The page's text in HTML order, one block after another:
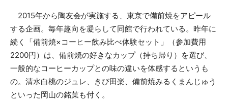
2015年から陶友会が実施する、東京で備前焼をアピール
する企画。毎年趣向を凝らして同館で行われている。昨年に
続く「備前焼×コーヒー飲み比べ体験セット」（参加費用
2200円）は、備前焼の好きなカップ（持ち帰り）を選び、
一般的なコーヒーカップとの味の違いを体感するというも
の。清水白桃のジュレ、きび田楽、備前焼みるくまんじゅう
といった岡山の銘菓も付く。